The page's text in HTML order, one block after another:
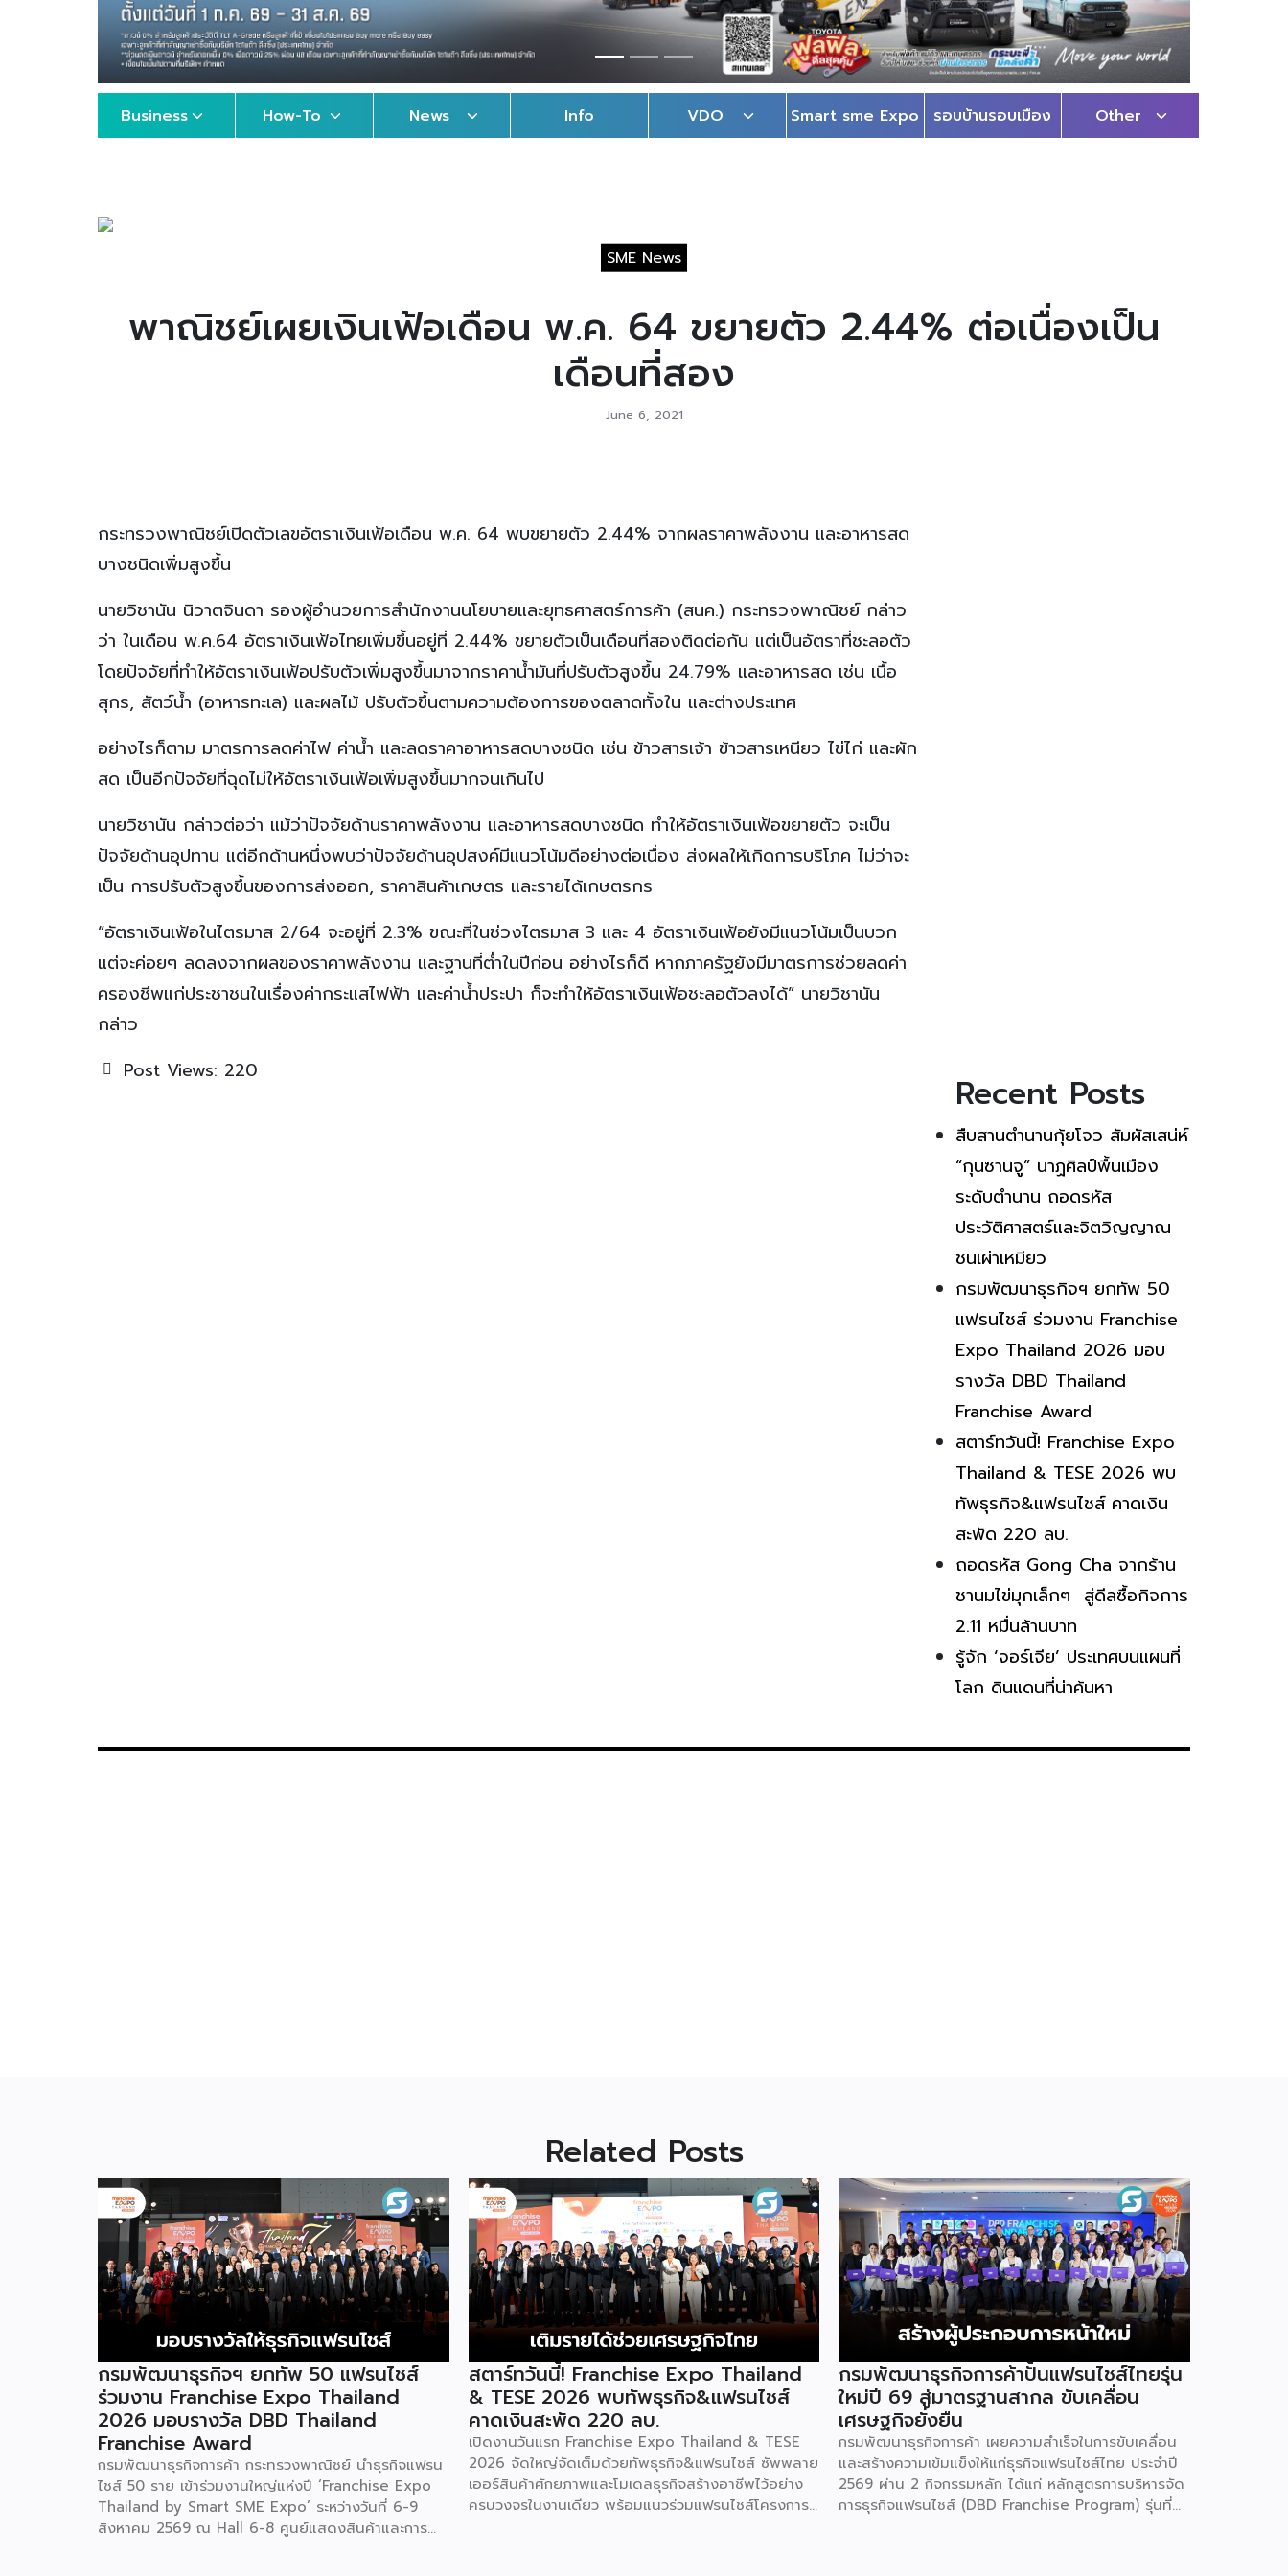
Business How-To News Info VDO Smart sme Expo รอบบ้านรอบเมือง Other
SME News
พาณิชย์เผยเงินเฟ้อเดือน พ.ค. 64 ขยายตัว 2.44% ต่อเนื่องเป็น
เดือนที่สอง
June 6, 2021
กระทรวงพาณิชย์เปิดตัวเลขอัตราเงินเฟ้อเดือน พ.ค. 64 พบขยายตัว 2.44% จากผลราคาพลังงาน และอาหารสด
บางชนิดเพิ่มสูงขึ้น
นายวิชานัน นิวาตจินดา รองผู้อำนวยการสำนักงานนโยบายและยุทธศาสตร์การค้า (สนค.) กระทรวงพาณิชย์ กล่าว
ว่า ในเดือน พ.ค.64 อัตราเงินเฟ้อไทยเพิ่มขึ้นอยู่ที่ 2.44% ขยายตัวเป็นเดือนที่สองติดต่อกัน แต่เป็นอัตราที่ชะลอตัว
โดยปัจจัยที่ทำให้อัตราเงินเฟ้อปรับตัวเพิ่มสูงขึ้นมาจากราคาน้ำมันที่ปรับตัวสูงขึ้น 24.79% และอาหารสด เช่น เนื้อ
สุกร, สัตว์น้ำ (อาหารทะเล) และผลไม้ ปรับตัวขึ้นตามความต้องการของตลาดทั้งใน และต่างประเทศ
อย่างไรก็ตาม มาตรการลดค่าไฟ ค่าน้ำ และลดราคาอาหารสดบางชนิด เช่น ข้าวสารเจ้า ข้าวสารเหนียว ไข่ไก่ และผัก
สด เป็นอีกปัจจัยที่ฉุดไม่ให้อัตราเงินเฟ้อเพิ่มสูงขึ้นมากจนเกินไป
นายวิชานัน กล่าวต่อว่า แม้ว่าปัจจัยด้านราคาพลังงาน และอาหารสดบางชนิด ทำให้อัตราเงินเฟ้อขยายตัว จะเป็น
ปัจจัยด้านอุปทาน แต่อีกด้านหนึ่งพบว่าปัจจัยด้านอุปสงค์มีแนวโน้มดีอย่างต่อเนื่อง ส่งผลให้เกิดการบริโภค ไม่ว่าจะ
เป็น การปรับตัวสูงขึ้นของการส่งออก, ราคาสินค้าเกษตร และรายได้เกษตรกร
“อัตราเงินเฟ้อในไตรมาส 2/64 จะอยู่ที่ 2.3% ขณะที่ในช่วงไตรมาส 3 และ 4 อัตราเงินเฟ้อยังมีแนวโน้มเป็นบวก
แต่จะค่อยๆ ลดลงจากผลของราคาพลังงาน และฐานที่ต่ำในปีก่อน อย่างไรก็ดี หากภาครัฐยังมีมาตรการช่วยลดค่า
ครองชีพแก่ประชาชนในเรื่องค่ากระแสไฟฟ้า และค่าน้ำประปา ก็จะทำให้อัตราเงินเฟ้อชะลอตัวลงได้” นายวิชานัน
กล่าว
Post Views: 220 Recent Posts
สืบสานตำนานกุ้ยโจว สัมผัสเสน่ห์
“กุนซานจู” นาฏศิลป์พื้นเมือง
ระดับตำนาน ถอดรหัส
ประวัติศาสตร์และจิตวิญญาณ
ชนเผ่าเหมียว
กรมพัฒนาธุรกิจฯ ยกทัพ 50
แฟรนไชส์ ร่วมงาน Franchise
Expo Thailand 2026 มอบ
รางวัล DBD Thailand
Franchise Award
สตาร์ทวันนี้! Franchise Expo
Thailand & TESE 2026 พบ
ทัพธุรกิจ&แฟรนไชส์ คาดเงิน
สะพัด 220 ลบ.
ถอดรหัส Gong Cha จากร้าน
ชานมไข่มุกเล็กๆ สู่ดีลซื้อกิจการ
2.11 หมื่นล้านบาท
รู้จัก ‘จอร์เจีย’ ประเทศบนแผนที่
โลก ดินแดนที่น่าค้นหา
Related Posts
กรมพัฒนาธุรกิจฯ ยกทัพ 50 แฟรนไชส์
ร่วมงาน Franchise Expo Thailand
2026 มอบรางวัล DBD Thailand
Franchise Award
กรมพัฒนาธุรกิจการค้า กระทรวงพาณิชย์ นำธุรกิจแฟรน
ไชส์ 50 ราย เข้าร่วมงานใหญ่แห่งปี ‘Franchise Expo
Thailand by Smart SME Expo’ ระหว่างวันที่ 6-9
สิงหาคม 2569 ณ Hall 6-8 ศูนย์แสดงสินค้าและการ
สตาร์ทวันนี้! Franchise Expo Thailand
& TESE 2026 พบทัพธุรกิจ&แฟรนไชส์
คาดเงินสะพัด 220 ลบ.
เปิดงานวันแรก Franchise Expo Thailand & TESE
2026 จัดใหญ่จัดเต็มด้วยทัพธุรกิจ&แฟรนไชส์ ซัพพลาย
เออร์สินค้าศักยภาพและโมเดลธุรกิจสร้างอาชีพไว้อย่าง
ครบวงจรในงานเดียว พร้อมแนวร่วมแฟรนไชส์โครงการ
กรมพัฒนาธุรกิจการค้าปั้นแฟรนไชส์ไทยรุ่น
ใหม่ปี 69 สู่มาตรฐานสากล ขับเคลื่อน
เศรษฐกิจยั่งยืน
กรมพัฒนาธุรกิจการค้า เผยความสำเร็จในการขับเคลื่อน
และสร้างความเข้มแข็งให้แก่ธุรกิจแฟรนไชส์ไทย ประจำปี
2569 ผ่าน 2 กิจกรรมหลัก ได้แก่ หลักสูตรการบริหารจัด
การธุรกิจแฟรนไชส์ (DBD Franchise Program) รุ่นที่